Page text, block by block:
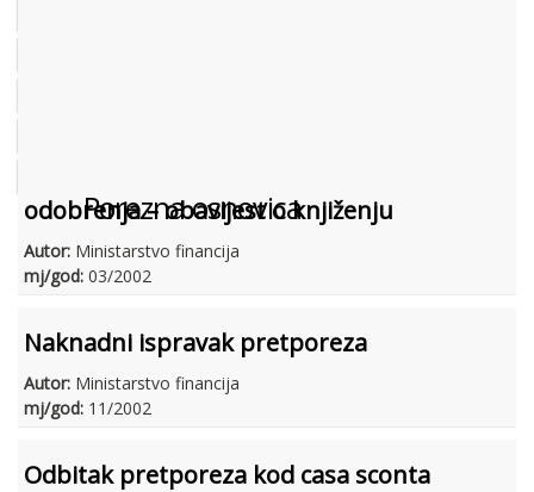
Porezna osnovica
odobrenja – obavijest o knjiženju
Autor: Ministarstvo financija
mj/god: 03/2002
Naknadni ispravak pretporeza
Autor: Ministarstvo financija
mj/god: 11/2002
Odbitak pretporeza kod casa sconta